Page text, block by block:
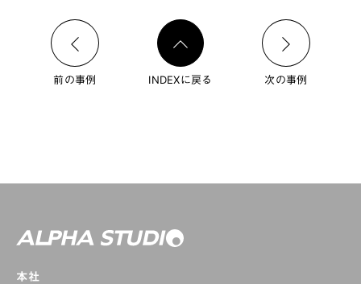
前の事例 INDEXに戻る 次の事例
本社